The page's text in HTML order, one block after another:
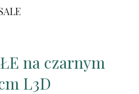
na czarnym
L3D